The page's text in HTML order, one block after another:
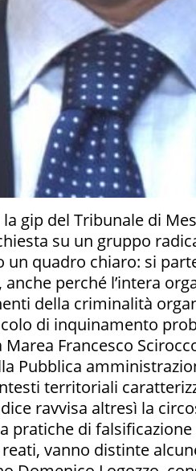
gip del Tribunale di
su un gruppo
un quadro chiaro: si
perché l’intera
della criminalità
di inquinamento
Francesco
Pubblica
territoriali
ravvisa altresì la
pratiche di
vanno distinte